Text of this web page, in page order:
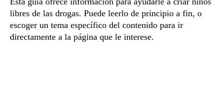
libres de las drogas. Puede leerlo de principio a fin, o
escoger un tema específico del contenido para ir
directamente a la página que le interese.